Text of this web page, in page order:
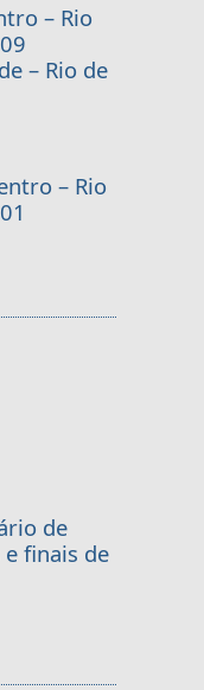
– Rio
– Rio de
– Rio
de
finais de